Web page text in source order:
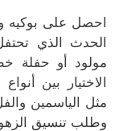
احصل على بوكيه
الحدث الذي
مولود أو حفلة
الاختيار بين
مثل الياسمين
وطلب تنسيق